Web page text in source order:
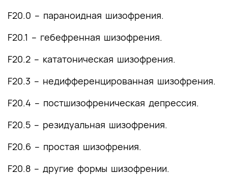
F20.0 – параноидная шизофрения.
F20.1 – гебефренная шизофрения.
F20.2 – кататоническая шизофрения.
F20.3 – недифференцированная шизофрения.
F20.4 – постшизофреническая депрессия.
F20.5 – резидуальная шизофрения.
F20.6 – простая шизофрения.
F20.8 – другие формы шизофрении.